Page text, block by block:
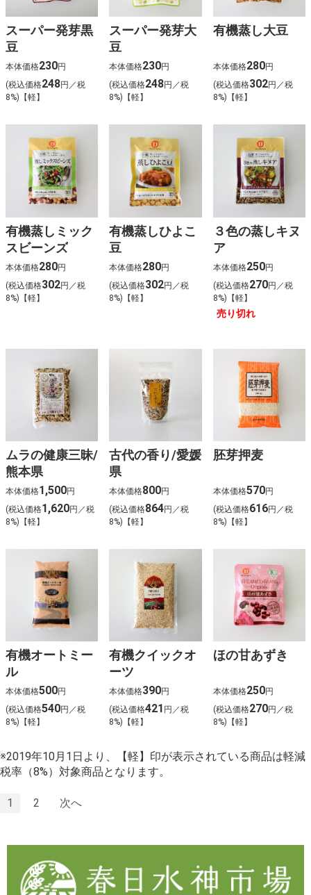
スーパー発芽黒
豆
本体価格230円
(税込価格248円／税
8%)【軽】
スーパー発芽大
豆
本体価格230円
(税込価格248円／税
8%)【軽】
有機蒸し大豆
本体価格280円
(税込価格302円／税
8%)【軽】
有機蒸しミック
スビーンズ
本体価格280円
(税込価格302円／税
8%)【軽】
有機蒸しひよこ
豆
本体価格280円
(税込価格302円／税
8%)【軽】
３色の蒸しキヌ
ア
本体価格250円
(税込価格270円／税
8%)【軽】
売り切れ
ムラの健康三昧/
熊本県
本体価格1,500円
(税込価格1,620円／税
8%)【軽】
古代の香り/愛媛
県
本体価格800円
(税込価格864円／税
8%)【軽】
胚芽押麦
本体価格570円
(税込価格616円／税
8%)【軽】
有機オートミー
ル
本体価格500円
(税込価格540円／税
8%)【軽】
有機クイックオ
ーツ
本体価格390円
(税込価格421 円／税
8%)【軽】
ほの甘あずき
本体価格250円
(税込価格270円／税
8%)【軽】
※2019年10月1日より、【軽】印が表示されている商品は軽減
税率（8%）対象商品となります。
1 2 次へ